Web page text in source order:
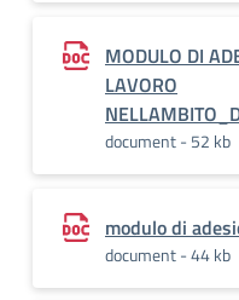
MODULO DI
LAVORO
document - 52 kb
modulo di
document - 44 kb